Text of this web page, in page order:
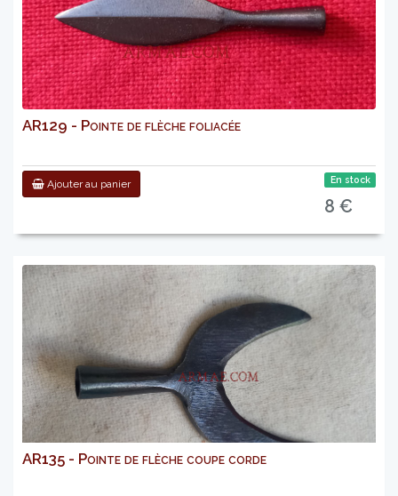
AR129 - Pointe de flèche foliacée
Ajouter au panier En stock
8 €
AR135 - Pointe de flèche coupe corde